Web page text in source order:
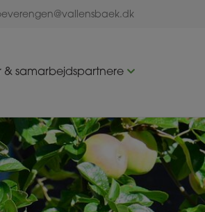
& samarbejdspartnere